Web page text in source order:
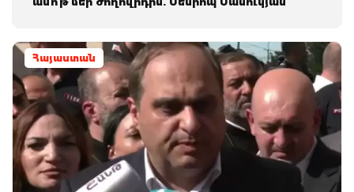
Հայաստան